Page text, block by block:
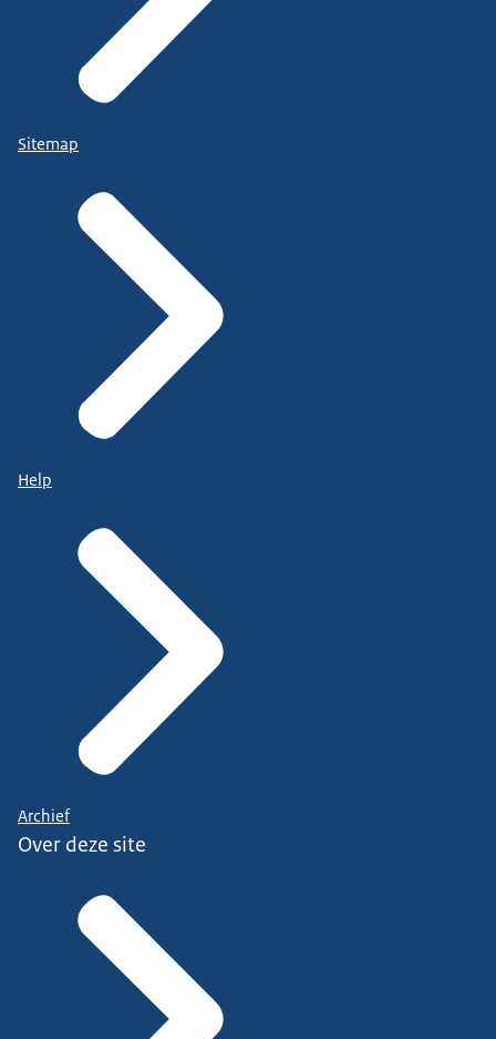
Sitemap
Help
Archief
Over deze site